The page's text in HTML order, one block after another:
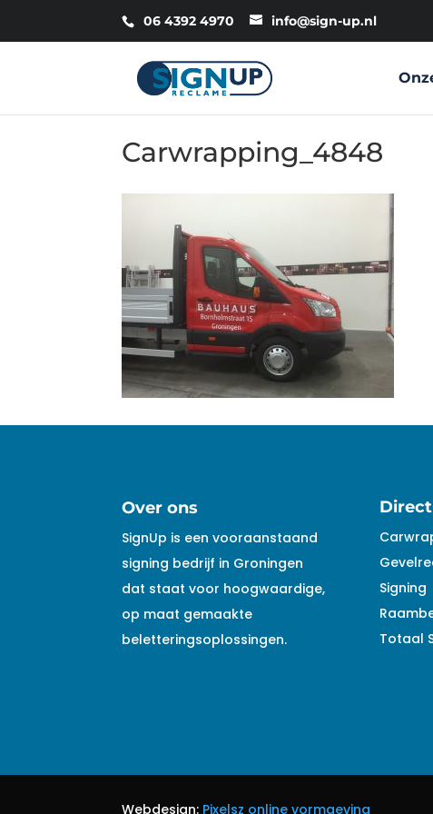
06 4392 4970 info@sign-up.nl
Carwrapping_4848
Over ons
SignUp is een vooraanstaand
signing bedrijf in Groningen
dat staat voor hoogwaardige,
op maat gemaakte
beletteringsoplossingen.
Signing
Totaal
Webdesign: Pixelsz online vormgeving